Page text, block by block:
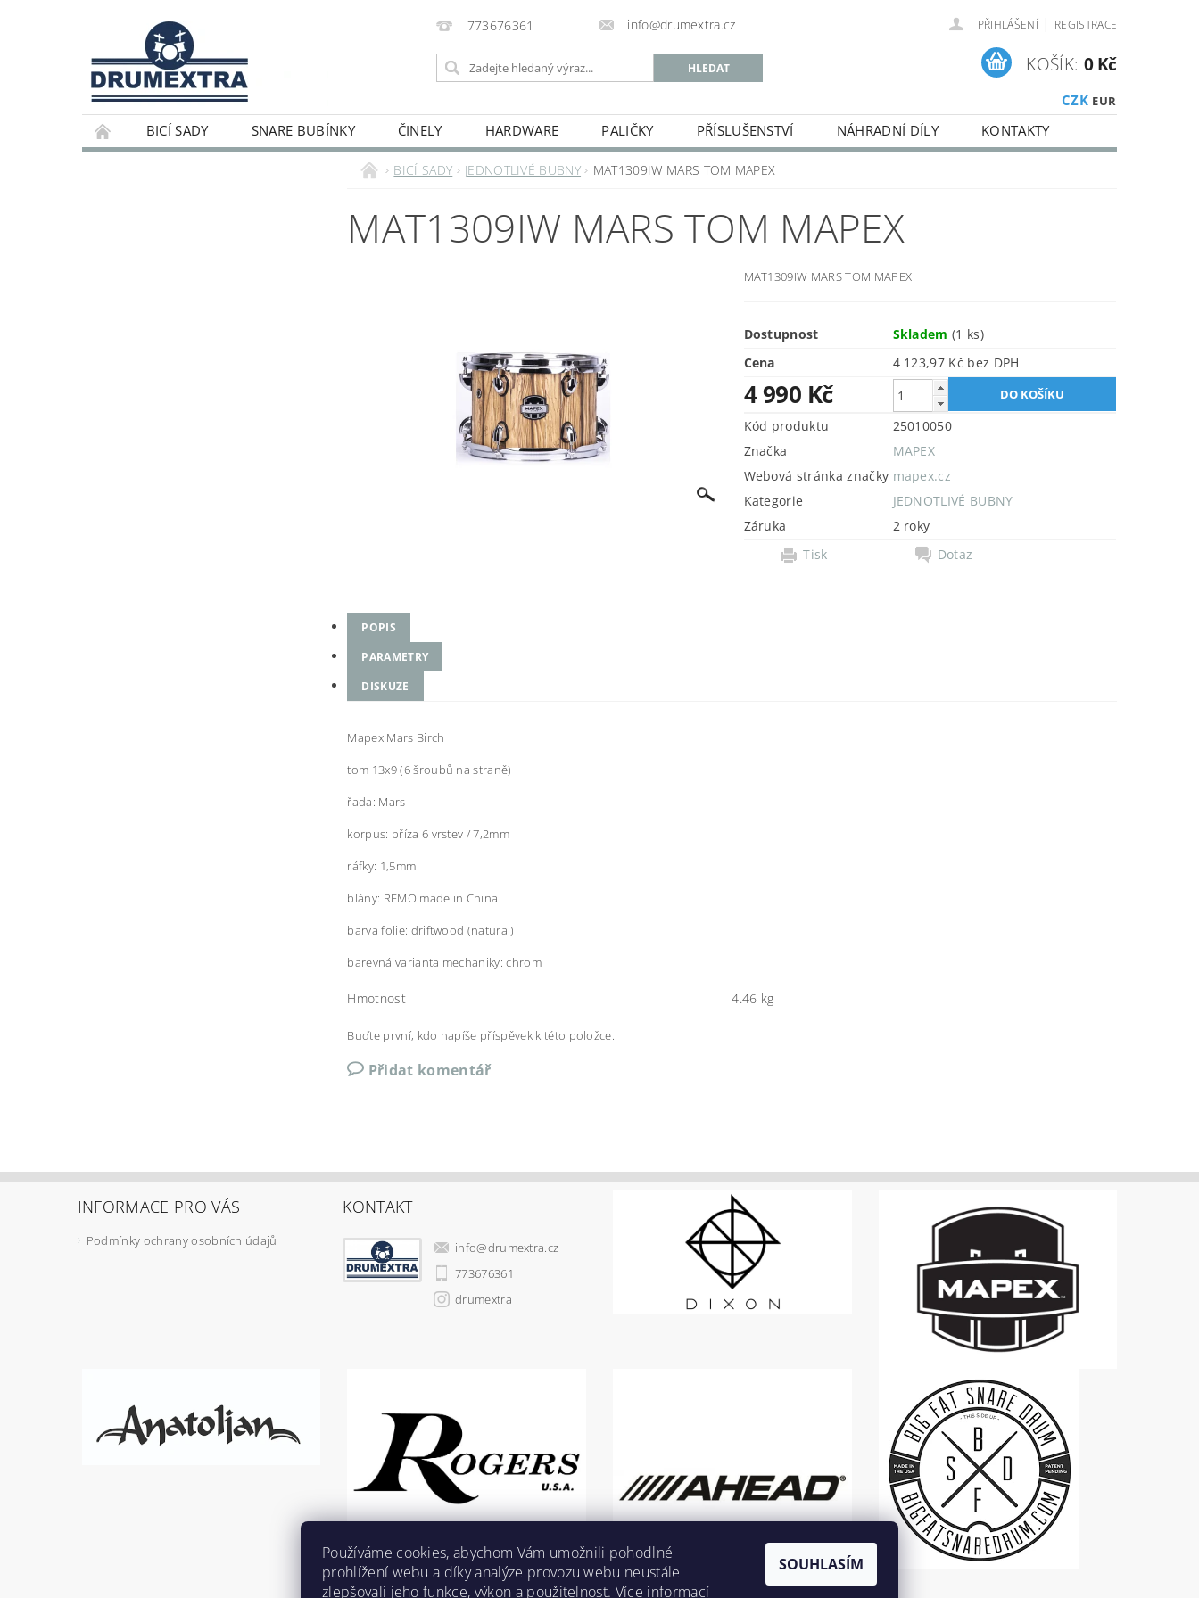
773676361 info@drumextra.cz PŘIHLÁŠENÍ | REGISTRACE
CZK EUR
KOŠÍK: 0 Kč
BICÍ SADY SNARE BUBÍNKY ČINELY HARDWARE PALIČKY PŘÍSLUŠENSTVÍ NÁHRADNÍ DÍLY KONTAKTY
BICÍ SADY JEDNOTLIVÉ BUBNY MAT1309IW MARS TOM MAPEX
MAT1309IW MARS TOM MAPEX
MAT1309IW MARS TOM MAPEX
Dostupnost Skladem(1 ks)
Cena
4 123,97 Kč bez DPH
4 990 Kč
Kód produktu
25010050
Značka
MAPEX
Webová stránka značky mapex.cz
Kategorie
JEDNOTLIVÉ BUBNY
Záruka
2 roky
Tisk
Dotaz
POPIS
PARAMETRY
DISKUZE
Mapex Mars Birch
tom 13x9 (6 šroubů na straně)
řada: Mars
korpus: bříza 6 vrstev / 7,2mm
ráfky: 1,5mm
blány: REMO made in China
barva folie: driftwood (natural)
barevná varianta mechaniky: chrom
Hmotnost 4.46 kg
Buďte první, kdo napíše příspěvek k této položce.
Přidat komentář
INFORMACE PRO VÁS
Podmínky ochrany osobních údajů
KONTAKT
info@drumextra.cz
773676361
drumextra
Používáme cookies, abychom Vám umožnili pohodlné
prohlížení webu a díky analýze provozu webu neustále
zlepšovali jeho funkce, výkon a použitelnost. Více informací
SOUHLASÍM